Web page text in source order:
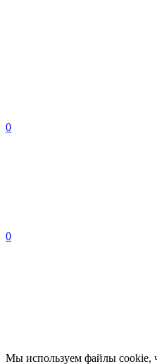
0
0
Мы используем файлы cookie,